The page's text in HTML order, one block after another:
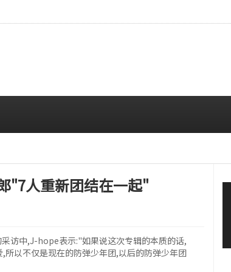
着看也很漂亮呢
"7人重新团结在一起"
访中,J-hope表示:"如果说这次专辑的本质的话,
所以不仅是现在的防弹少年团,以后的防弹少年团